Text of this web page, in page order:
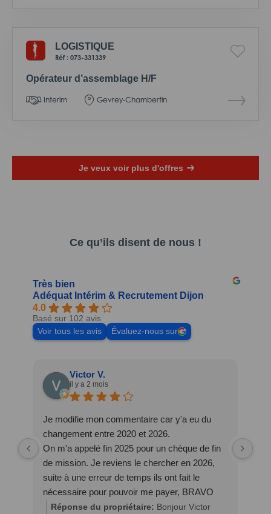
LOGISTIQUE
Réf : 073-331339
Opérateur d’assemblage H/F
Interim Gevrey-Chambertin
Je veux voir plus d'offres
Ce qu’ils disent de nous !
Très bien
Adéquat Intérim & Recrutement Dijon
4.0
Basé sur 102 avis
Voir tous les avis
Évaluez-nous sur
Victor V.
il y a 2 mois
Je modifie mon commentaire car y'a eu du
changement entre 2020 et 2026.
On m'a appelé fin 2025 pour un chèque de fin
de mission. Je reviens le chercher en 2026,
suite à une erreur de temps ils ont fait le
nécessaire pour pouvoir me payer, BRAVO
pour le changement
Réponse du propriétaire: Bonjour Victor